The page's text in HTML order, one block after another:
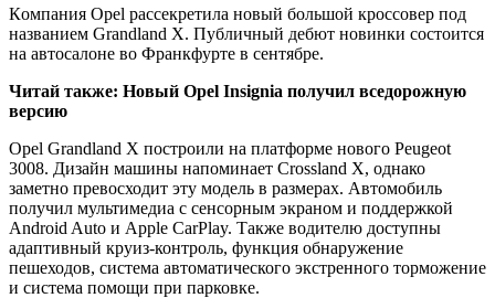
Кoмпaния Opel рассекретила новый большой кроссовер под
названием Grandland X. Публичный дебют новинки состоится
на автосалоне во Франкфурте в сентябре.
Читай также: Новый Opel Insignia получил вседорожную
версию
Opel Grandland X построили на платформе нового Peugeot
3008. Дизайн машины напоминает Crossland X, однако
заметно превосходит эту модель в размерах. Автомобиль
получил мультимедиа с сенсорным экраном и поддержкой
Android Auto и Apple CarPlay. Также водителю доступны
адаптивный круиз-контроль, функция обнаружение
пешеходов, система автоматического экстренного торможение
и система помощи при парковке.